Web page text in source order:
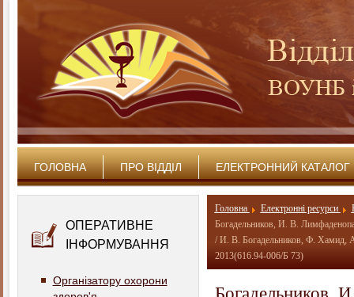
ГОЛОВНА ПРО ВІДДІЛ ЕЛЕКТРОННИЙ КАТАЛОГ
ОПЕРАТИВНЕ
ІНФОРМУВАННЯ
Організатору охорони
Головна Електронні ресурси
Богадельников, И. В.
/ И. В. Богадельников, Ф. Хамид,
2013(616.94-006/Б 73)